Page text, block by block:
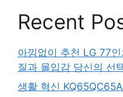
Recent
아낌없이 추천 LG 77
질과 몰입감 당신의 선
생활 혁신